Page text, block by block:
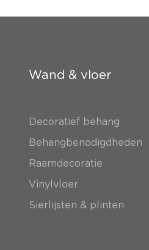
Wand & vloer
Decoratief behang
Behangbenodigdheden
Raamdecoratie
Vinylvloer
Sierlijsten & plinten